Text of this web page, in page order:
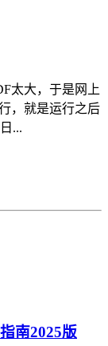
太大，于是网上
，就是运行之后
...
南2025版